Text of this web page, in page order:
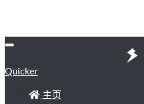
Quicker
主页